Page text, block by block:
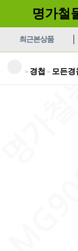
명가철
최근본상품
> 경첩 > 모든경